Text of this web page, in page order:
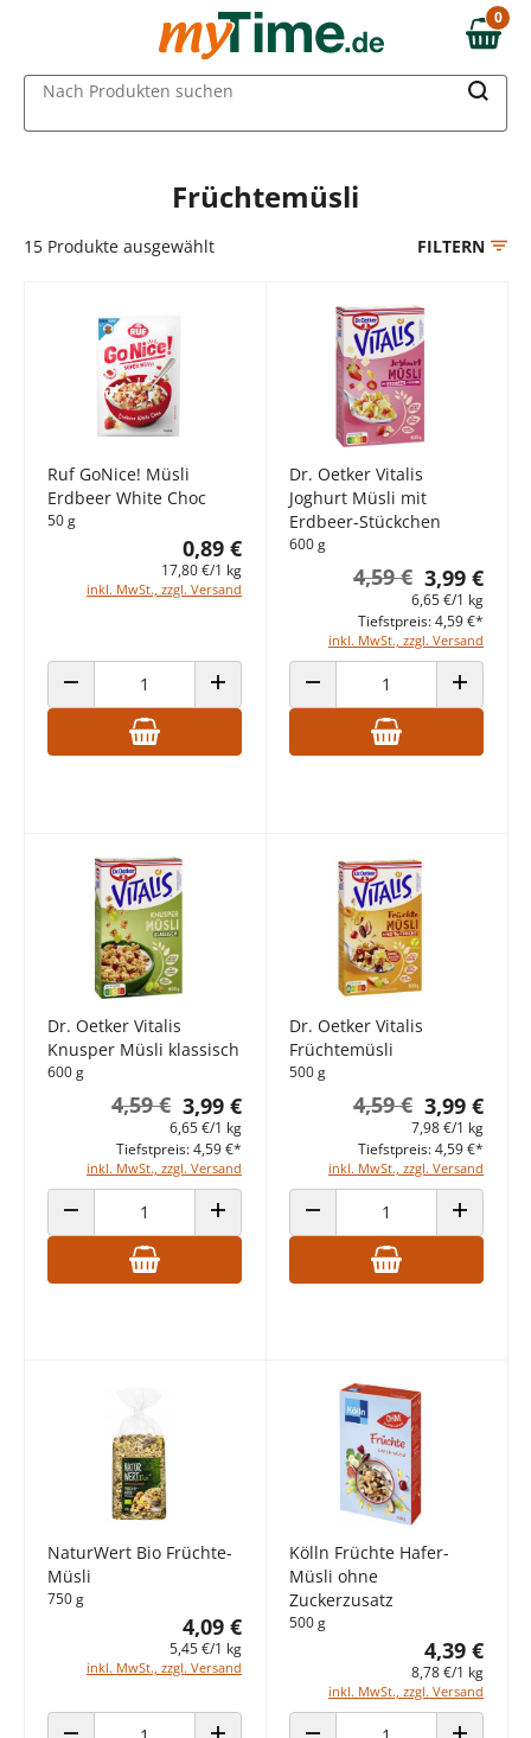
Zum Hauptinhalt springen
Zur Navigation springen
Zur Suche springen
0,00 €
0
Nach Produkten suchen
Früchtemüsli
15 Produkte ausgewählt FILTERN
Ruf GoNice! Müsli
Erdbeer White Choc
50 g
0,89 €
17,80 €/1 kg
inkl. MwSt., zzgl. Versand
ANZAHL VERRINGERN ANZAHL ERHÖHEN
Dr. Oetker Vitalis
Joghurt Müsli mit
Erdbeer-Stückchen
600 g
3,99 €
4,59 €
6,65 €/1 kg
inkl. MwSt., zzgl. Versand
Tiefstpreis: 4,59 €*
ANZAHL VERRINGERN ANZAHL
Dr. Oetker Vitalis
Knusper Müsli klassisch
600 g
3,99 €
4,59 €
6,65 €/1 kg
inkl. MwSt., zzgl. Versand
Tiefstpreis: 4,59 €*
ANZAHL VERRINGERN ANZAHL ERHÖHEN
Dr. Oetker Vitalis
Früchtemüsli
500 g
3,99 €
4,59 €
7,98 €/1 kg
inkl. MwSt., zzgl. Versand
Tiefstpreis: 4,59 €*
ANZAHL VERRINGERN ANZAHL
NaturWert Bio Früchte-
Müsli
750 g
4,09 €
5,45 €/1 kg
inkl. MwSt., zzgl. Versand
Kölln Früchte Hafer-
Müsli ohne
Zuckerzusatz
500 g
4,39 €
8,78 €/1 kg
inkl. MwSt., zzgl. Versand